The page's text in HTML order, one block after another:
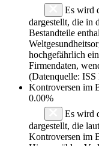
Es wird
dargestellt, die in
Bestandteile
hochgefährlich
Firmendaten,
(Datenquelle: ISS
Kontroversen im
0.00%
Es wird
dargestellt, die
Kontroversen im